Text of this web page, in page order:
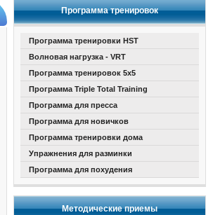
Программа тренировок
Программа тренировки HST
Волновая нагрузка - VRT
Программа тренировок 5х5
Программа Triple Total Training
Программа для пресса
Программа для новичков
Программа тренировки дома
Упражнения для разминки
Программа для похудения
Методические приемы